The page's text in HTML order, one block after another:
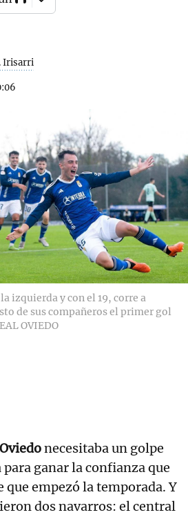
Irisarri
izquierda y con el 19, corre a
de sus compañeros el primer gol
OVIEDO
necesitaba un golpe
ganar la confianza que
que empezó la temporada. Y
dos navarros: el central